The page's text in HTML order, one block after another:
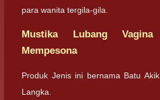
para wanita tergila-gila.
Mustika Lubang
Mempesona
Produk Jenis ini bernama Batu
Langka.